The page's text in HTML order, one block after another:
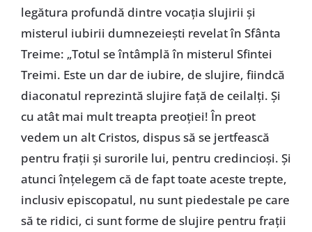
legătura profundă dintre vocația slujirii și
misterul iubirii dumnezeiești revelat în Sfânta
Treime: „Totul se întâmplă în misterul Sfintei
Treimi. Este un dar de iubire, de slujire, fiindcă
diaconatul reprezintă slujire față de ceilalți. Și
cu atât mai mult treapta preoției! În preot
vedem un alt Cristos, dispus să se jertfească
pentru frații și surorile lui, pentru credincioși. Și
atunci înțelegem că de fapt toate aceste trepte,
inclusiv episcopatul, nu sunt piedestale pe care
să te ridici, ci sunt forme de slujire pentru frații